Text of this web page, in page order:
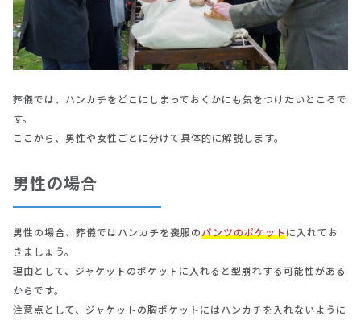
葬儀では、ハンカチをどこにしまっておくかにも気をつけたいところで
す。
ここから、男性や女性ごとに分けて具体的に解説します。
男性の場合
男性の場合、葬儀ではハンカチを喪服のパンツのポケットに入れてお
きましょう。
理由として、ジャケットのポケットに入れると型崩れする可能性がある
からです。
注意点として、ジャケットの胸ポケットにはハンカチを入れないように